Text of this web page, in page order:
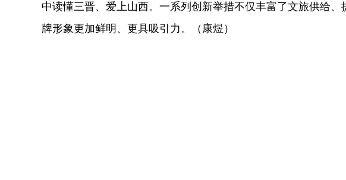
中读懂三晋、爱上山西。一系列创新举措不仅丰富了文旅供给
牌形象更加鲜明、更具吸引力。（ 康煜 ）